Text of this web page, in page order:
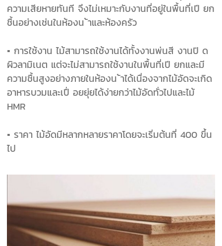
ความเสียหายทันที จึงไม่เหมาะกับงานที่อยู่ในพื้นที่เปี ยก
ชื้นอย่างเช่นในห้องน ้าและห้องครัว
▪ การใช้งาน ไม้สามารถใช้งานได้ทั้งงานพ่นสี งานปิ ด
ผิวลามิเนต แต่จะไม่สามารถใช้งานในพื้นที่เปี ยกและมี
ความชื้นสูงอย่างภายในห้องน ้าได้เนื่องจากไม้อัดจะเกิด
อาหารบวมและเปื่ อยยุ่ยได้ง่ายกว่าไม้อัดทั่วไปและไม้
HMR
▪ ราคา ไม้อัดมีหลากหลายราคาโดยจะเริ่มต้นที่ 400 ขึ้น
ไป